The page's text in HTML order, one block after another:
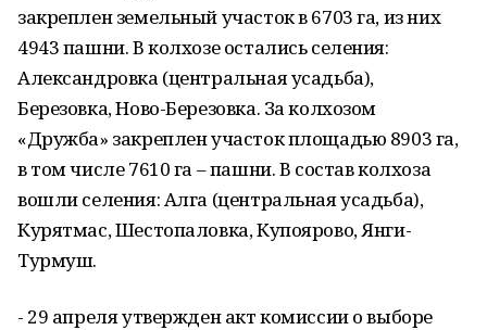
закреплен земельный участок в 6703 га, из них
4943 пашни. В колхозе остались селения:
Александровка (центральная усадьба),
Березовка, Ново-Березовка. За колхозом
«Дружба» закреплен участок площадью 8903 га,
в том числе 7610 га – пашни. В состав колхоза
вошли селения: Алга (центральная усадьба),
Курятмас, Шестопаловка, Купоярово, Янги-
Турмуш.
- 29 апреля утвержден акт комиссии о выборе